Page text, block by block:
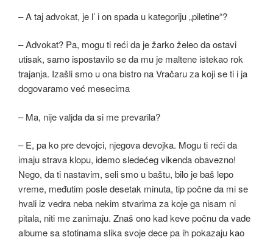
– A taj advokat, je l’ i on spada u kategoriju „piletine“?
– Advokat? Pa, mogu ti reći da je žarko želeo da ostavi
utisak, samo ispostavilo se da mu je maltene istekao rok
trajanja. Izašli smo u ona bistro na Vračaru za koji se ti i ja
dogovaramo već mesecima
– Ma, nije valjda da si me prevarila?
– E, pa ko pre devojci, njegova devojka. Mogu ti reći da
imaju strava klopu, idemo sledećeg vikenda obavezno!
Nego, da ti nastavim, seli smo u baštu, bilo je baš lepo
vreme, međutim posle desetak minuta, tip počne da mi se
hvali iz vedra neba nekim stvarima za koje ga nisam ni
pitala, niti me zanimaju. Znaš ono kad keve počnu da vade
albume sa stotinama slika svoje dece pa ih pokazaju kao